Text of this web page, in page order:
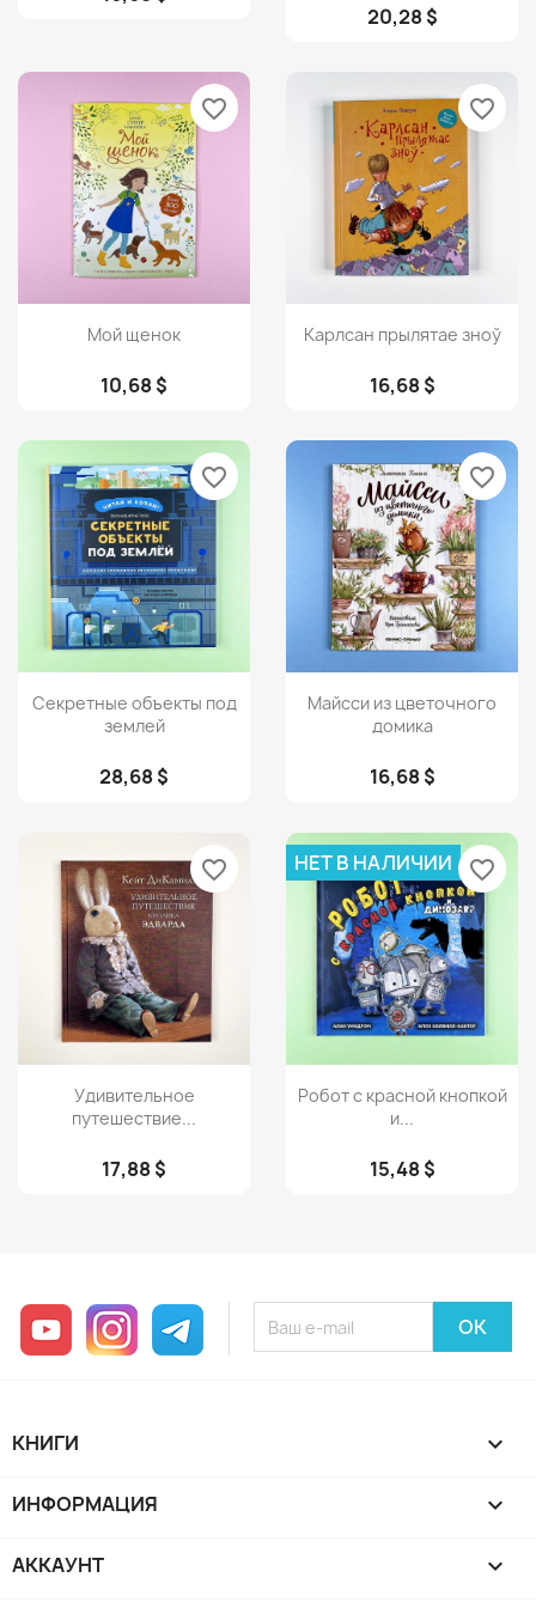
20,28 $
Просмотр
Мой щенок
10,68 $
favorite_border
Просмотр
Карлсан прылятае зноў
16,68 $
favorite_border
Просмотр
Секретные объекты под
землей
28,68 $
favorite_border
Просмотр
Майсси из цветочного
домика
16,68 $
favorite_border
Просмотр
Удивительное
путешествие...
17,88 $
favorite_border
Просмотр
Робот с красной кнопкой
и...
15,48 $
НЕТ В НАЛИЧИИ favorite_border
YouTube InstagramTelegram
КНИГИ 
ИНФОРМАЦИЯ 
АККАУНТ 